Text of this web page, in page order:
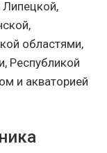
Липецкой,
областями,
Республикой
и акваторией